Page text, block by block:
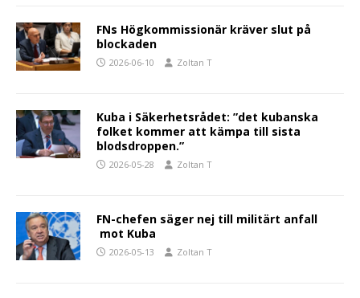
FNs Högkommissionär kräver slut på
blockaden
2026-06-10 Zoltan T
Kuba i Säkerhetsrådet: ”det kubanska
folket kommer att kämpa till sista
blodsdroppen.”
2026-05-28 Zoltan T
FN-chefen säger nej till militärt anfall
mot Kuba
2026-05-13 Zoltan T